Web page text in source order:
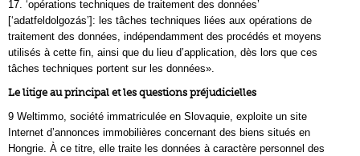
17. ‘opérations techniques de traitement des données’
[‘adatfeldolgozás’]: les tâches techniques liées aux opérations de
traitement des données, indépendamment des procédés et moyens
utilisés à cette fin, ainsi que du lieu d’application, dès lors que ces
tâches techniques portent sur les données».
Le litige au principal et les questions préjudicielles
9 Weltimmo, société immatriculée en Slovaquie, exploite un site
Internet d’annonces immobilières concernant des biens situés en
Hongrie. À ce titre, elle traite les données à caractère personnel des